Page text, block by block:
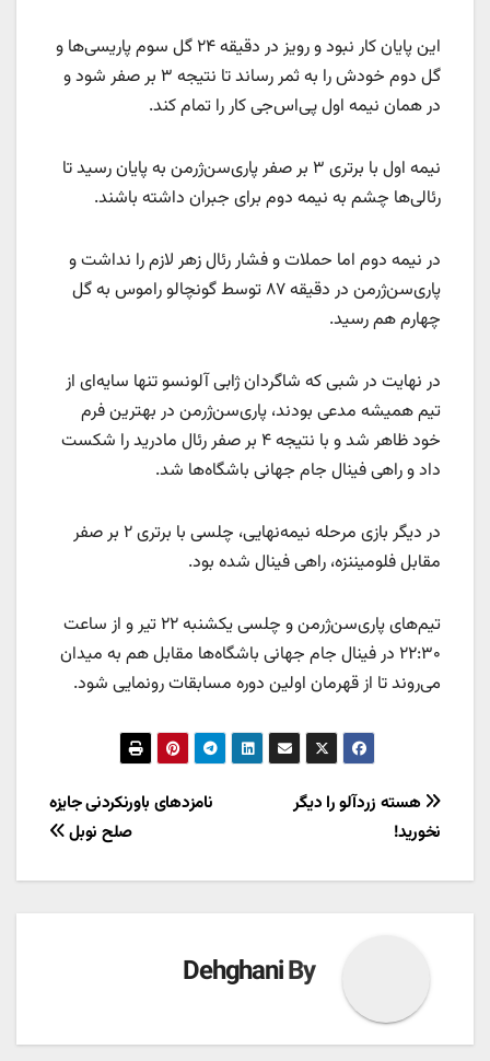
این پایان کار نبود و رویز در دقیقه ۲۴ گل سوم پاریسی‌ها و
گل دوم خودش را به ثمر رساند تا نتیجه ۳ بر صفر شود و
در همان نیمه اول پی‌اس‌جی کار را تمام کند.
نیمه اول با برتری ۳ بر صفر پاری‌سن‌ژرمن به پایان رسید تا
رئالی‌ها چشم به نیمه دوم برای جبران داشته باشند.
در نیمه دوم اما حملات و فشار رئال زهر لازم را نداشت و
پاری‌سن‌ژرمن در دقیقه ۸۷ توسط گونچالو راموس به گل
چهارم هم رسید.
در نهایت در شبی که شاگردان ژابی آلونسو تنها سایه‌ای از
تیم همیشه مدعی بودند، پاری‌سن‌ژرمن در بهترین فرم
خود ظاهر شد و با نتیجه ۴ بر صفر رئال مادرید را شکست
داد و راهی فینال جام ‌جهانی باشگاه‌ها شد.
در دیگر بازی مرحله نیمه‌نهایی، چلسی با برتری ۲ بر صفر
مقابل فلومیننزه، راهی فینال شده بود.
تیم‌های پاری‌سن‌ژرمن و چلسی یکشنبه ۲۲ تیر و از ساعت
۲۲:۳۰ در فینال جام جهانی باشگاه‌ها مقابل هم به میدان
می‌روند تا از قهرمان اولین دوره مسابقات رونمایی شود.
راهبری
نوشته
نامزدهای باورنکردنی جایزه
صلح نوبل
هسته زردآلو را دیگر
نخورید!
By
Dehghani